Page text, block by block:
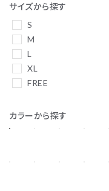
サイズから探す
S
M
L
XL
FREE
カラーから探す